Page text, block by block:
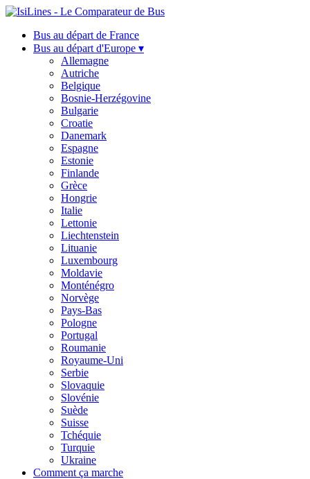
Bus au départ de France
Bus au départ d'Europe ▾
Allemagne
Autriche
Belgique
Bosnie-Herzégovine
Bulgarie
Croatie
Danemark
Espagne
Estonie
Finlande
Grèce
Hongrie
Italie
Lettonie
Liechtenstein
Lituanie
Luxembourg
Moldavie
Monténégro
Norvège
Pays-Bas
Pologne
Portugal
Roumanie
Royaume-Uni
Serbie
Slovaquie
Slovénie
Suède
Suisse
Tchéquie
Turquie
Ukraine
Comment ça marche